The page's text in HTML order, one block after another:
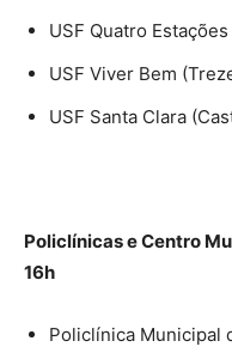
USF Quatro
USF Viver Bem
USF Santa Clara
Policlínicas e Centro
16h
Policlínica Municipal